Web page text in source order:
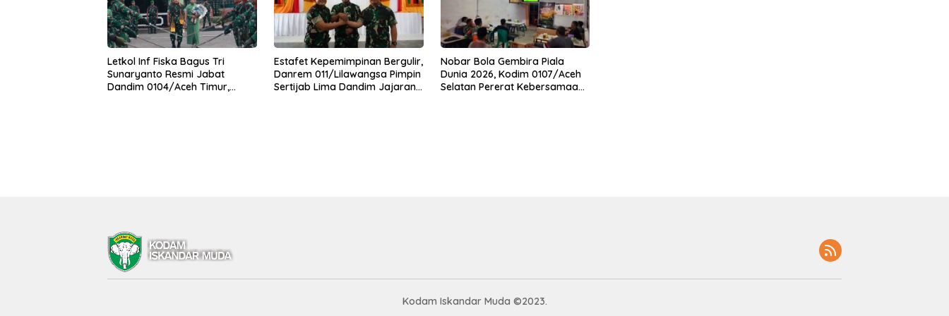
Letkol Inf Fiska Bagus Tri
Sunaryanto Resmi Jabat
Dandim 0104/Aceh Timur,
Estafet Kepemimpinan Bergulir,
Danrem 011/Lilawangsa Pimpin
Sertijab Lima Dandim Jajaran
Nobar Bola Gembira Piala
Dunia 2026, Kodim 0107/Aceh
Selatan Pererat Kebersamaan
Kodam Iskandar Muda ©2023.